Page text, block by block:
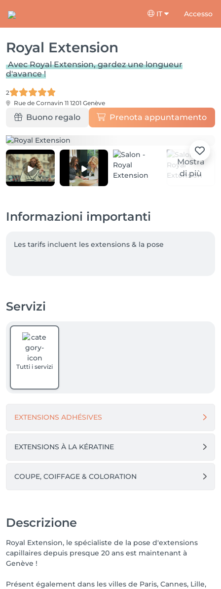
IT Accesso
Royal Extension
Avec Royal Extension, gardez une longueur
d'avance !
2
Rue de Cornavin 11 1201 Genève
Buono regalo Prenota appuntamento
Mostra
di più
Informazioni importanti
Les tarifs incluent les extensions & la pose
Servizi
Tutti i servizi
EXTENSIONS ADHÉSIVES
EXTENSIONS À LA KÉRATINE
COUPE, COIFFAGE & COLORATION
Descrizione
Royal Extension, le spécialiste de la pose d'extensions
capillaires depuis presque 20 ans est maintenant à
Genève !
Présent également dans les villes de Paris, Cannes, Lille,